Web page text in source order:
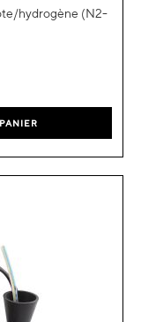
hydrogène (N2-